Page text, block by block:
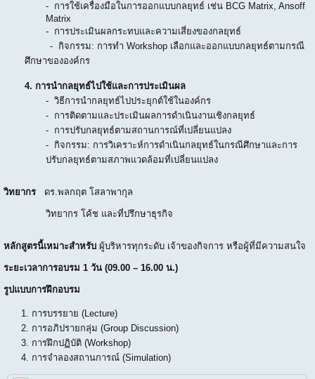
- การใช้เครื่องมือในการออกแบบกลยุทธ์ เช่น BCG Matrix, Ansoff
Matrix
- การประเมินผลกระทบและความเสี่ยงของกลยุทธ์
- กิจกรรม: การทำ Workshop เลือกและออกแบบกลยุทธ์ตามกรณี
ศึกษาขององค์กร
4. การนำกลยุทธ์ไปใช้และการประเมินผล
- วิธีการนำกลยุทธ์ไปประยุกต์ใช้ในองค์กร
- การติดตามและประเมินผลการดำเนินงานเชิงกลยุทธ์
- การปรับกลยุทธ์ตามสถานการณ์ที่เปลี่ยนแปลง
- กิจกรรม: การวิเคราะห์การดำเนินกลยุทธ์ในกรณีศึกษาและการ
ปรับกลยุทธ์ตามสภาพแวดล้อมที่เปลี่ยนแปลง
วิทยากร ดร.พลกฤต โสลาพากุล
วิทยากร โค้ช และที่ปรึกษาธุรกิจ
หลักสูตรนี้เหมาะสำหรับ ผู้บริหารทุกระดับ เจ้าของกิจการ หรือผู้ที่มีความสนใจ
ระยะเวลาการอบรม 1 วัน (09.00 – 16.00 น.)
รูปแบบการฝึกอบรม
การบรรยาย (Lecture)
การอภิปรายกลุ่ม (Group Discussion)
การฝึกปฏิบัติ (Workshop)
การจำลองสถานการณ์ (Simulation)